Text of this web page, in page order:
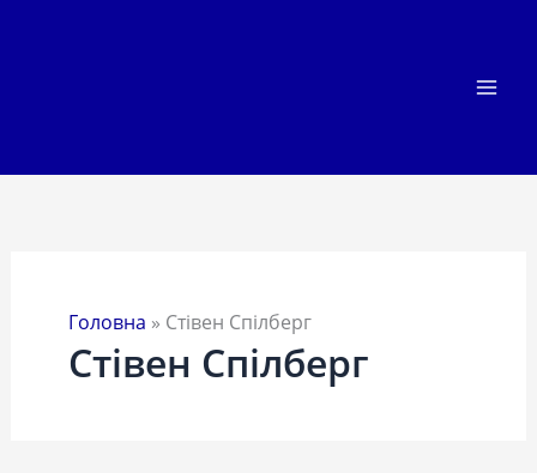
Головна » Стівен Спілберг
Стівен Спілберг